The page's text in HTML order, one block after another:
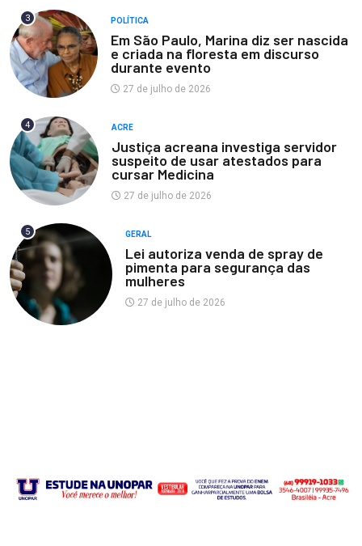
3 POLÍTICA
Em São Paulo, Marina diz ser nascida
e criada na floresta em discurso
durante evento
27 de julho de 2026
4 ACRE
Justiça acreana investiga servidor
suspeito de usar atestados para
cursar Medicina
27 de julho de 2026
5 GERAL
Lei autoriza venda de spray de
pimenta para segurança das
mulheres
27 de julho de 2026